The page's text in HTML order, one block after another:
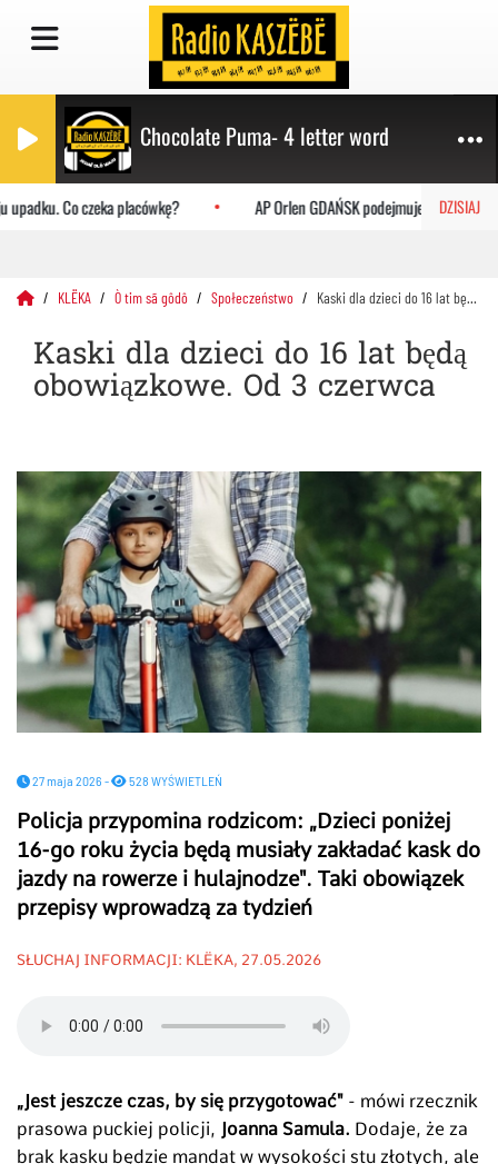
Chocolate Puma- 4 letter word
DZISIAJ
Co czeka placówkę? AP Orlen GDAŃSK podejmuje Uniwersytet
KLËKA Ò tim sã gôdô Społeczeństwo Kaski dla dzieci do 16 lat będą obowiązkowe. Od 3 czerwca
Kaski dla dzieci do 16 lat będą
obowiązkowe. Od 3 czerwca
27 maja 2026 - 528 WYŚWIETLEŃ
Policja przypomina rodzicom: „Dzieci poniżej
16-go roku życia będą musiały zakładać kask do
jazdy na rowerze i hulajnodze". Taki obowiązek
przepisy wprowadzą za tydzień
SŁUCHAJ INFORMACJI: KLËKA, 27.05.2026
„Jest jeszcze czas, by się przygotować" - mówi rzecznik
prasowa puckiej policji, Joanna Samula. Dodaje, że za
brak kasku będzie mandat w wysokości stu złotych, ale